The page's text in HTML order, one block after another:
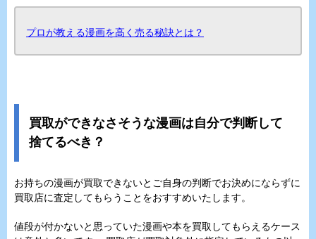
プロが教える漫画を高く売る秘訣とは？
買取ができなさそうな漫画は自分で判断して
捨てるべき？
お持ちの漫画が買取できないとご自身の判断でお決めにならずに
買取店に査定してもらうことをおすすめいたします。
値段が付かないと思っていた漫画や本を買取してもらえるケース